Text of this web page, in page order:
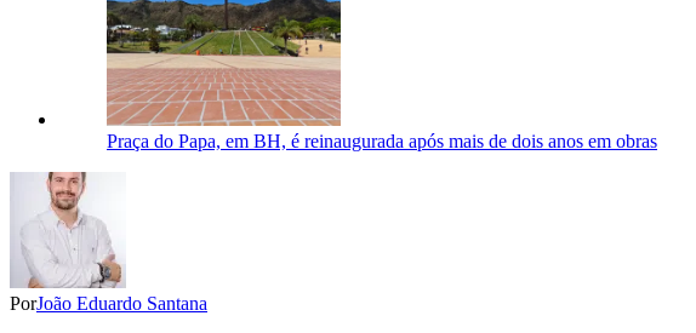
Praça do Papa, em BH, é reinaugurada após mais de dois anos em obras
PorJoão Eduardo Santana